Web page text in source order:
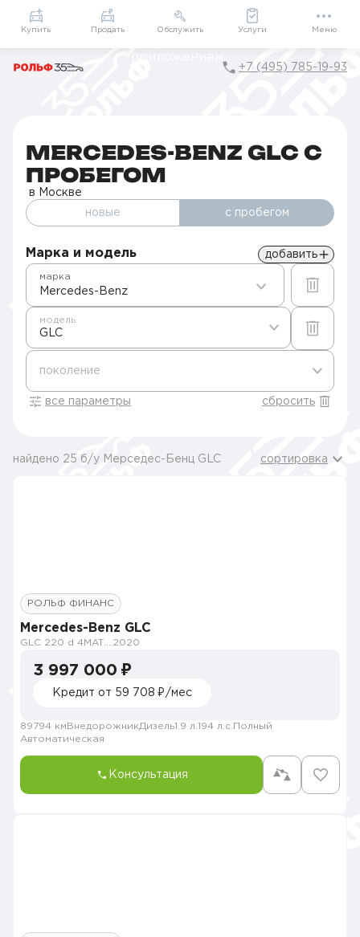
Приложение
Мой РОЛЬФ
Подарки внутри
+7 (495) 785-19-93
MERCEDES-BENZ GLC С
ПРОБЕГОМ
в Москве
новые с пробегом
Марка и модель добавить
Mercedes-Benz
марка
GLC
модель
поколение
все параметры сбросить
найдено 25 б/у Мерседес-Бенц GLC сортировка
РОЛЬФ ФИНАНС
Mercedes-Benz GLC
2020
3 997 000 ₽
Кредит от 59 708 ₽/мес
89794 км ВнедорожникДизель1.9 л. 194 л.с. Полный
Автоматическая
Консультация
Купить Продать Обслужить Услуги Меню